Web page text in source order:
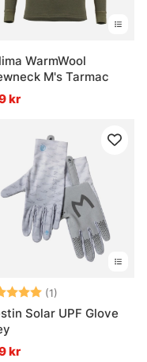
WarmWool
M's Tarmac
kr
(1)
Solar UPF Glove
kr